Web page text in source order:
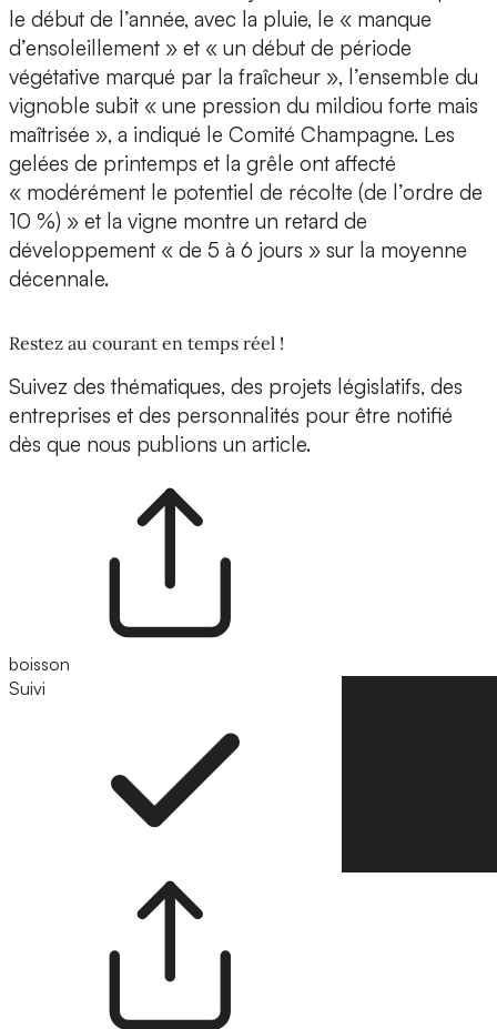
le début de l’année, avec la pluie, le « manque
d’ensoleillement » et « un début de période
végétative marqué par la fraîcheur », l’ensemble du
vignoble subit « une pression du mildiou forte mais
maîtrisée », a indiqué le Comité Champagne. Les
gelées de printemps et la grêle ont affecté
« modérément le potentiel de récolte (de l’ordre de
10 %) » et la vigne montre un retard de
développement « de 5 à 6 jours » sur la moyenne
décennale.
Restez au courant en temps réel !
Suivez des thématiques, des projets législatifs, des
entreprises et des personnalités pour être notifié
dès que nous publions un article.
boisson
Suivi